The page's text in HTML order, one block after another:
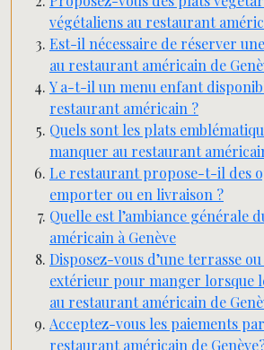
végétaliens au restaurant
Est-il nécessaire de réserver
au restaurant américain de
Y a-t-il un menu enfant
restaurant américain ?
Quels sont les plats
manquer au restaurant
Le restaurant propose-t-il des
emporter ou en livraison ?
Quelle est l’ambiance générale
américain à Genève
Disposez-vous d’une terrasse ou
extérieur pour manger lorsque
au restaurant américain de
Acceptez-vous les paiements
restaurant américain de